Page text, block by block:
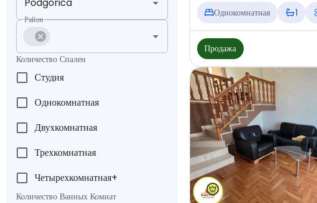
Район
Количество Спален
Студия
Однокомнатная
Двухкомнатная
Трехкомнатная
Четырехкомнатная+
Количество Ванных Комнат
Однокомнатная
1
Продажа